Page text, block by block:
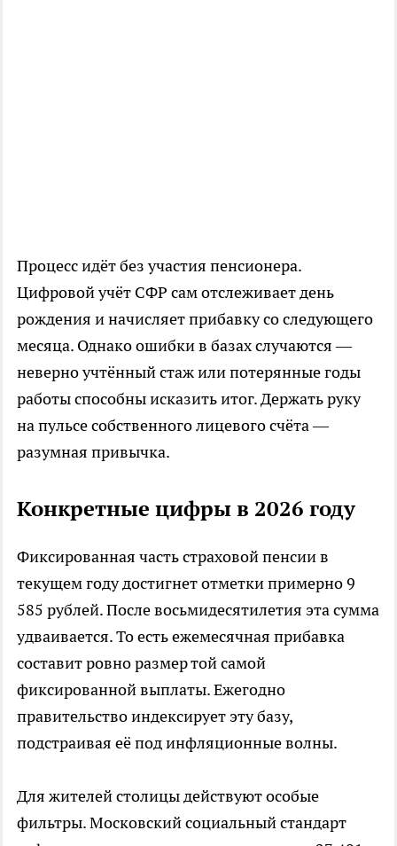
Процесс идёт без участия пенсионера.
Цифровой учёт СФР сам отслеживает день
рождения и начисляет прибавку со следующего
месяца. Однако ошибки в базах случаются —
неверно учтённый стаж или потерянные годы
работы способны исказить итог. Держать руку
на пульсе собственного лицевого счёта —
разумная привычка.
Конкретные цифры в 2026 году
Фиксированная часть страховой пенсии в
текущем году достигнет отметки примерно 9
585 рублей. После восьмидесятилетия эта сумма
удваивается. То есть ежемесячная прибавка
составит ровно размер той самой
фиксированной выплаты. Ежегодно
правительство индексирует эту базу,
подстраивая её под инфляционные волны.
Для жителей столицы действуют особые
фильтры. Московский социальный стандарт